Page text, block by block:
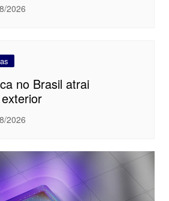
2026
no Brasil atrai
2026